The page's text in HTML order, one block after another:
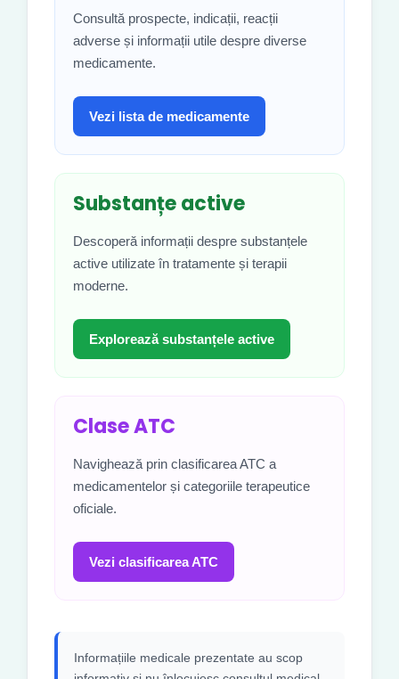
Consultă prospecte, indicații, reacții
adverse și informații utile despre diverse
medicamente.
Vezi lista de medicamente
Substanțe active
Descoperă informații despre substanțele
active utilizate în tratamente și terapii
moderne.
Explorează substanțele active
Clase ATC
Navighează prin clasificarea ATC a
medicamentelor și categoriile terapeutice
oficiale.
Vezi clasificarea ATC
Informațiile medicale prezentate au scop